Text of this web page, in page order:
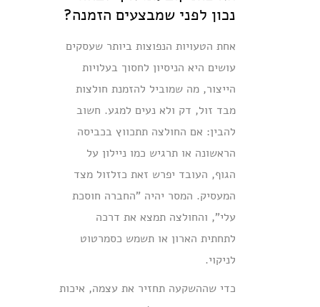
נכון לפני שמבצעים הזמנה?
אחת הטעויות הנפוצות ביותר שעסקים
עושים היא הניסיון לחסוך בעלויות
הייצור, מה שמוביל להזמנת חולצות
מבד זול, דק ולא נעים למגע. חשוב
להבין: אם החולצה תתכווץ בכביסה
הראשונה או תרגיש כמו ניילון על
הגוף, העובד יפרש זאת כזלזול מצד
המעסיק. המסר יהיה "החברה חוסכת
עלי", והחולצה תמצא את דרכה
לתחתית הארון או תשמש כסמרטוט
לניקוי.
כדי שההשקעה תחזיר את עצמה, איכות